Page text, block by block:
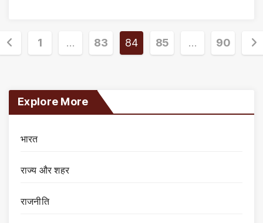
1 … 83 84 85 … 90
Explore More
भारत
राज्य और शहर
राजनीति